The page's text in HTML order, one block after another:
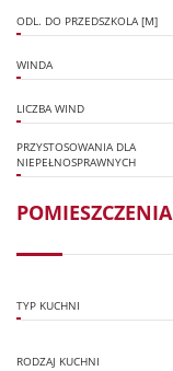
ODL. DO PRZEDSZKOLA [M]
WINDA
LICZBA WIND
PRZYSTOSOWANIA DLA
NIEPEŁNOSPRAWNYCH
POMIESZCZENIA
TYP KUCHNI
RODZAJ KUCHNI